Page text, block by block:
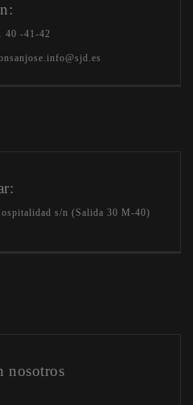
40 -41-42
s/n (Salida 30 M-40)
nosotros